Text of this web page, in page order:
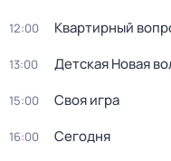
12:00 Квартирный
13:00 Детская Новая
15:00 Своя игра
16:00 Сегодня